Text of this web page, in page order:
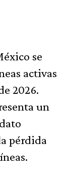
se
activas
2026.
un
pérdida